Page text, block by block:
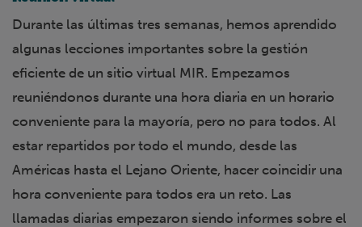
Durante las últimas tres semanas, hemos aprendido
algunas lecciones importantes sobre la gestión
eficiente de un sitio virtual MIR. Empezamos
reuniéndonos durante una hora diaria en un horario
conveniente para la mayoría, pero no para todos. Al
estar repartidos por todo el mundo, desde las
Américas hasta el Lejano Oriente, hacer coincidir una
hora conveniente para todos era un reto. Las
llamadas diarias empezaron siendo informes sobre el